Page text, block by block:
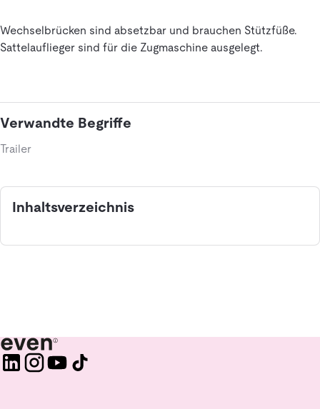
Wechselbrücken sind absetzbar und brauchen Stützfüße.
Sattelauflieger sind für die Zugmaschine ausgelegt.
Verwandte Begriffe
Trailer
Inhaltsverzeichnis